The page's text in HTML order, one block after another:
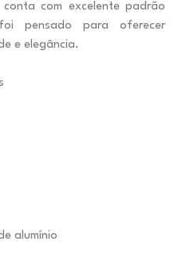
com excelente padrão
pensado para oferecer
e elegância.
alumínio